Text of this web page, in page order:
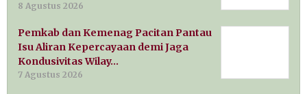
8 Agustus 2026
Pemkab dan Kemenag Pacitan Pantau
Isu Aliran Kepercayaan demi Jaga
Kondusivitas Wilay…
7 Agustus 2026